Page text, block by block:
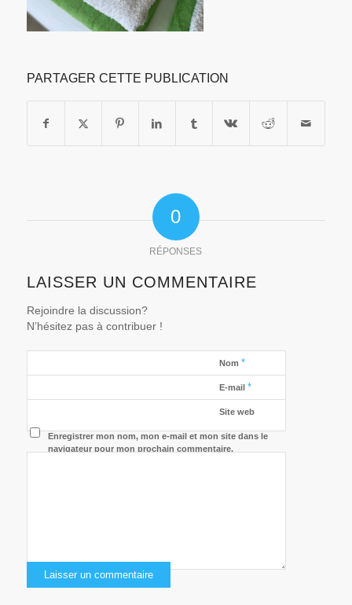
PARTAGER CETTE PUBLICATION
0
RÉPONSES
LAISSER UN COMMENTAIRE
Rejoindre la discussion?
N’hésitez pas à contribuer !
Nom *
E-mail *
Site web
Enregistrer mon nom, mon e-mail et mon site dans le
navigateur pour mon prochain commentaire.